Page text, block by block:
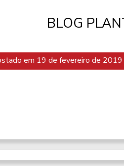
BLOG
em 19 de fevereiro de